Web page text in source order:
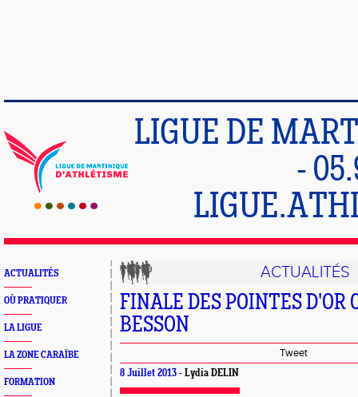
LIGUE DE
-
ACTUALITÉS
OÙ PRATIQUER
LA LIGUE
LA ZONE CARAÏBE
FORMATION
ACTUALITÉS
FINALE DES POINTES D'OR
BESSON
Tweet
8 Juillet 2013 - Lydia DELIN